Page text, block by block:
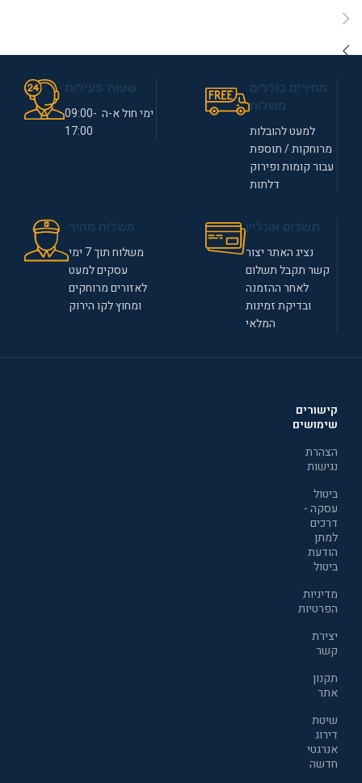
למעט להובלות
מרוחקות / תוספת
עבור קומות ופירוק
דלתות
ימי חול א-ה 09:00-
17:00
נציג האתר יצור
קשר תקבל תשלום
לאחר ההזמנה
ובדיקת זמינות
המלאי
משלוח תוך 7 ימי
עסקים למעט
לאזורים מרוחקים
ומחוץ לקו הירוק
קישורים
שימושים
הצהרת
נגישות
ביטול
עסקה -
דרכים
למתן
הודעת
ביטול
מדיניות
הפרטיות
יצירת
קשר
תקנון
אתר
שיטת
דירוג
אנרגטי
חדשה